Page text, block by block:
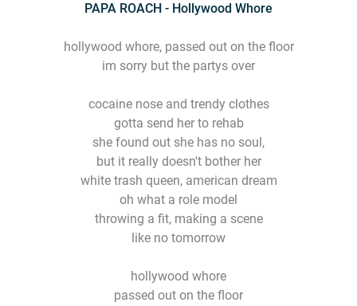
PAPA ROACH - Hollywood Whore
hollywood whore, passed out on the floor
im sorry but the partys over
cocaine nose and trendy clothes
gotta send her to rehab
she found out she has no soul,
but it really doesn't bother her
white trash queen, american dream
oh what a role model
throwing a fit, making a scene
like no tomorrow
hollywood whore
passed out on the floor